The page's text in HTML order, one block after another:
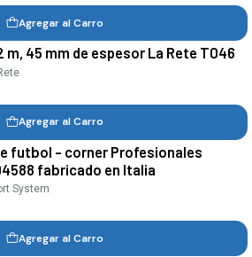
Agregar al Carro
m, 45 mm de espesor La Rete T046
Agregar al Carro
futbol - corner Profesionales
fabricado en Italia
System
Agregar al Carro